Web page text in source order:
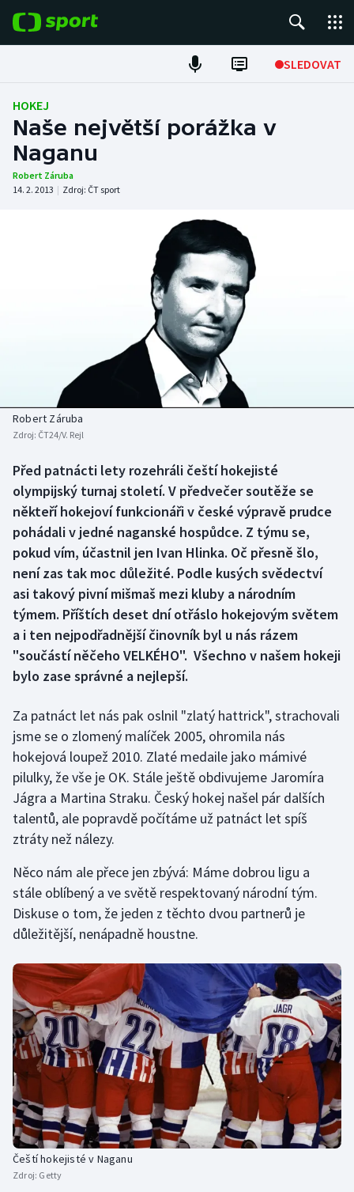
SLEDOVAT
Fotbal
Hokej
Tenis
Baseball a softbal
Basketbal
Biatlon
Boby a skeleton
Box
Curling
Dostihy
Florbal
Futsal
Golf
Gymnastika
Házená
Jezdectví
Krasobruslení
Lezení
Lyže a snowboard
Moderní pětiboj
Motorsport
Olympijské hry
Parasport
Plavání
Historické návraty
Aplikace ČT sport
AZ kvíz
HOKEJ
Naše největší porážka v
Naganu
Robert Záruba
14. 2. 2013 | Zdroj: ČT sport
Robert Záruba
Zdroj: ČT24/V. Rejl
Před patnácti lety rozehráli čeští hokejisté
olympijský turnaj století. V předvečer soutěže se
někteří hokejoví funkcionáři v české výpravě prudce
pohádali v jedné naganské hospůdce. Z týmu se,
pokud vím, účastnil jen Ivan Hlinka. Oč přesně šlo,
není zas tak moc důležité. Podle kusých svědectví
asi takový pivní mišmaš mezi kluby a národním
týmem. Příštích deset dní otřáslo hokejovým světem
a i ten nejpodřadnější činovník byl u nás rázem
"součástí něčeho VELKÉHO". Všechno v našem hokeji
bylo zase správné a nejlepší.
Za patnáct let nás pak oslnil "zlatý hattrick", strachovali
jsme se o zlomený malíček 2005, ohromila nás
hokejová loupež 2010. Zlaté medaile jako mámivé
pilulky, že vše je OK. Stále ještě obdivujeme Jaromíra
Jágra a Martina Straku. Český hokej našel pár dalších
talentů, ale popravdě počítáme už patnáct let spíš
ztráty než nálezy.
Něco nám ale přece jen zbývá: Máme dobrou ligu a
stále oblíbený a ve světě respektovaný národní tým.
Diskuse o tom, že jeden z těchto dvou partnerů je
důležitější, nenápadně houstne.
Čeští hokejisté v Naganu
Zdroj: Getty